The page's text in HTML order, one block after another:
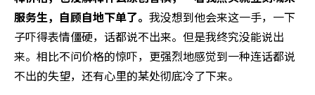
服务生，自顾自地下单了。 我没想到他会来这一手，一下
子吓得表情僵硬，话都说不出来。但是我终究没能说出
来。相比不问价格的惊吓，更强烈地感觉到一种连话都说
不出的失望，还有心里的某处彻底冷了下来。